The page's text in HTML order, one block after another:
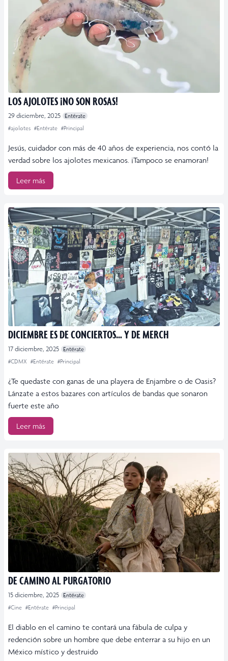
LOS AJOLOTES ¡NO SON ROSAS!
29 diciembre, 2025 Entérate
#ajolotes #Entérate #Principal
Jesús, cuidador con más de 40 años de experiencia, nos contó la
verdad sobre los ajolotes mexicanos. ¡Tampoco se enamoran!
Leer más
DICIEMBRE ES DE CONCIERTOS… Y DE MERCH
17 diciembre, 2025 Entérate
#CDMX #Entérate #Principal
¿Te quedaste con ganas de una playera de Enjambre o de Oasis?
Lánzate a estos bazares con artículos de bandas que sonaron
fuerte este año
Leer más
DE CAMINO AL PURGATORIO
15 diciembre, 2025 Entérate
#Cine #Entérate #Principal
El diablo en el camino te contará una fábula de culpa y
redención sobre un hombre que debe enterrar a su hijo en un
México místico y destruido